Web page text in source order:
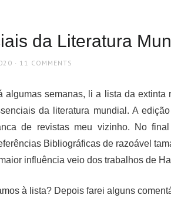
da Literatura
11 COMMENTS
algumas semanas, li a lista da extinta
da literatura mundial. A
de revistas meu vizinho. No
Bibliográficas de razoável
influência veio dos trabalhos de
à lista? Depois farei alguns